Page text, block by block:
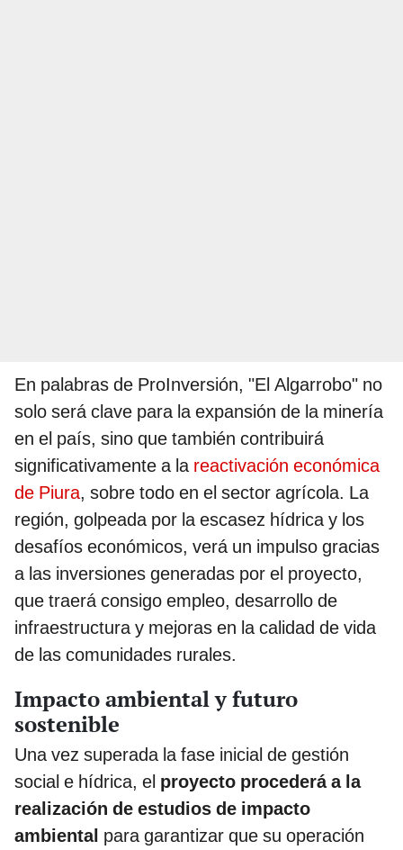
En palabras de ProInversión, "El Algarrobo" no
solo será clave para la expansión de la minería
en el país, sino que también contribuirá
significativamente a la reactivación económica
de Piura, sobre todo en el sector agrícola. La
región, golpeada por la escasez hídrica y los
desafíos económicos, verá un impulso gracias
a las inversiones generadas por el proyecto,
que traerá consigo empleo, desarrollo de
infraestructura y mejoras en la calidad de vida
de las comunidades rurales.
Impacto ambiental y futuro
sostenible
Una vez superada la fase inicial de gestión
social e hídrica, el proyecto procederá a la
realización de estudios de impacto
ambiental para garantizar que su operación